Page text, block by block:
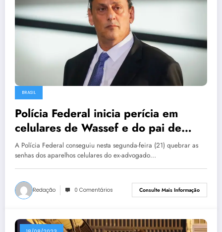
BRASIL
Polícia Federal inicia perícia em
celulares de Wassef e do pai de
Mauro Cid
A Polícia Federal conseguiu nesta segunda-feira (21) quebrar as
senhas dos aparelhos celulares do ex-advogado…
Redação 0 Comentários Consulte Mais Informação